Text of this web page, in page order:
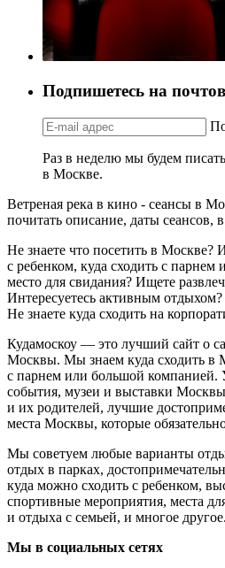
Подпишетесь на
Раз в неделю мы будем
в Москве.
Ветреная река в кино - сеансы в
почитать описание, даты сеансов,
Не знаете что посетить в Москве?
с ребенком, куда сходить с
место для свидания? Ищете
Интересуетесь активным
Не знаете куда сходить на
Кудамоскоу — это лучший сайт о
Москвы. Мы знаем куда сходить в
с парнем или большой компанией.
события, музеи и выставки
и их родителей, лучшие
места Москвы, которые
Мы советуем любые варианты
отдых в парках,
куда можно сходить с ребенком,
спортивные мероприятия, места
и отдыха с семьей, и многое другое.
Мы в социальных сетях